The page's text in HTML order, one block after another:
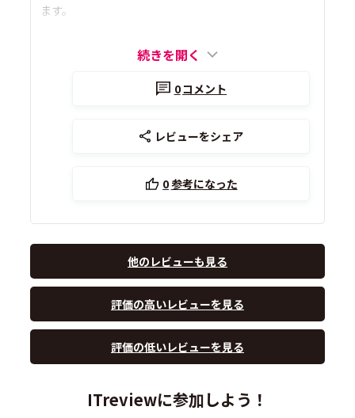
ます。
続きを開く
0コメント
レビューをシェア
0参考になった
他のレビューも見る
評価の高いレビューを見る
評価の低いレビューを見る
ITreviewに参加しよう！